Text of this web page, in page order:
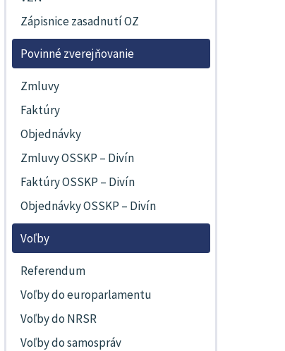
Zápisnice zasadnutí OZ
Povinné zverejňovanie
Zmluvy
Faktúry
Objednávky
Zmluvy OSSKP – Divín
Faktúry OSSKP – Divín
Objednávky OSSKP – Divín
Voľby
Referendum
Voľby do europarlamentu
Voľby do NRSR
Voľby do samospráv